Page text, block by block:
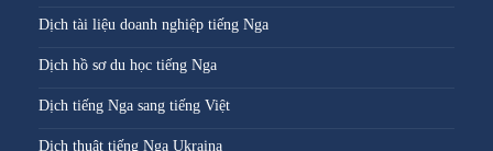
Dịch tài liệu doanh nghiệp tiếng Nga
Dịch hồ sơ du học tiếng Nga
Dịch tiếng Nga sang tiếng Việt
Dịch thuật tiếng Nga Ukraina